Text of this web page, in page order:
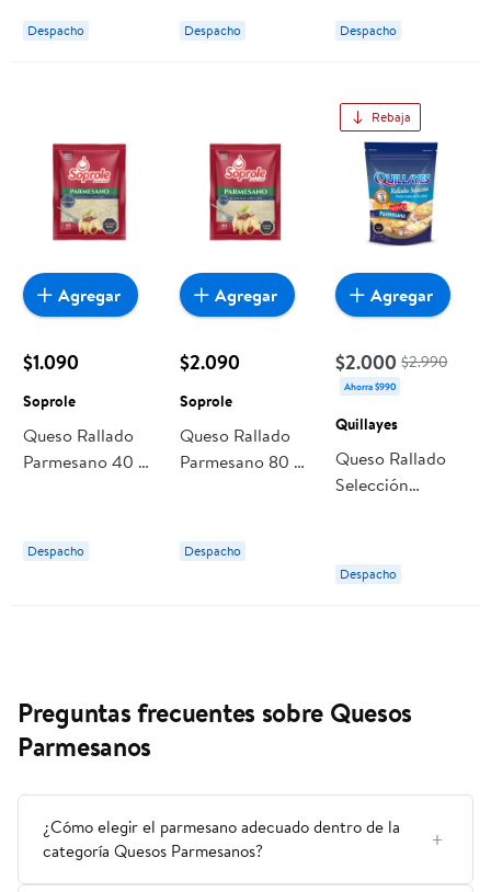
Despacho Despacho Despacho
$1.090
Soprole
Queso Rallado
Parmesano 40 g
Despacho
Agregar
$2.090
Soprole
Queso Rallado
Parmesano 80 g
Despacho
Agregar
Rebaja
$2.000 $2.990
Ahorra $990
Quillayes
Queso Rallado
Selección
Despacho
Agregar
Preguntas frecuentes sobre Quesos
Parmesanos
¿Cómo elegir el parmesano adecuado dentro de la
categoría Quesos Parmesanos?